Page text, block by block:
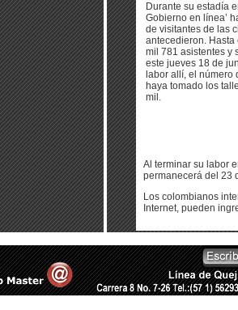
Durante su estadía
Gobierno en línea’
de visitantes de las
antecedieron.
mil 781 asistentes y
este jueves 18 de
labor allí, el número
haya tomado los
mil.
Al terminar su labor
permanecerá del 23
Los colombianos
Internet, pueden